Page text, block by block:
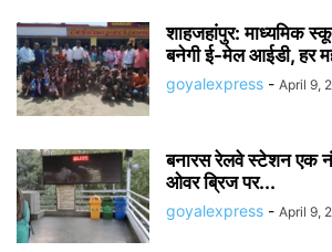
शाहजहांपुर: माध्यमिक
बनेगी ई-मेल आईडी, हर
goyalexpress - April 9,
बनारस रेलवे स्टेशन एक
ओवर ब्रिज पर...
goyalexpress - April 9,